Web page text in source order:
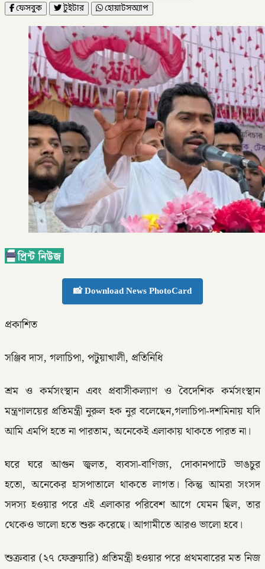
ফেসবুক
টুইটার হোয়াটসঅ্যাপ
📸 Download News PhotoCard
প্রকাশিত
সঞ্জিব দাস, গলাচিপা, পটুয়াখালী, প্রতিনিধি
শ্রম ও কর্মসংস্থান এবং প্রবাসীকল্যাণ ও বৈদেশিক কর্মসংস্থান
মন্ত্রণালয়ের প্রতিমন্ত্রী নুরুল হক নুর বলেছেন,গলাচিপা-দশমিনায় যদি
আমি এমপি হতে না পারতাম, অনেকেই এলাকায় থাকতে পারত না।
ঘরে ঘরে আগুন জ্বলত, ব্যবসা-বাণিজ্য, দোকানপাটে ভাঙচুর
হতো, অনেকের হাসপাতালে থাকতে লাগত। কিন্তু আমরা সংসদ
সদস্য হওয়ার পরে এই এলাকার পরিবেশ আগে যেমন ছিল, তার
থেকেও ভালো হতে শুরু করেছে। আগামীতে আরও ভালো হবে।
শুক্রবার (২৭ ফেব্রুয়ারি) প্রতিমন্ত্রী হওয়ার পরে প্রথমবারের মত নিজ